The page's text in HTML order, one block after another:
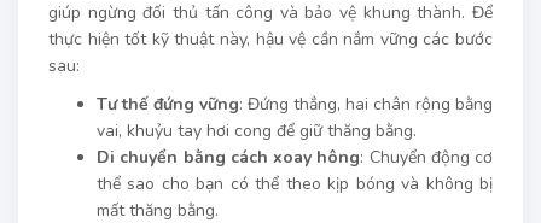
giúp ngừng đối thủ tấn công và bảo vệ khung thành. Để
thực hiện tốt kỹ thuật này, hậu vệ cần nắm vững các bước
sau:
Tư thế đứng vững: Đứng thẳng, hai chân rộng bằng
vai, khuỷu tay hơi cong để giữ thăng bằng.
Di chuyển bằng cách xoay hông: Chuyển động cơ
thể sao cho bạn có thể theo kịp bóng và không bị
mất thăng bằng.